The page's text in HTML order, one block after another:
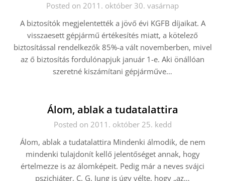
Posted on 2011. október 30. vasárnap
A biztosítók megjelentették a jövő évi KGFB díjaikat. A
visszaesett gépjármű értékesítés miatt, a kötelező
biztosítással rendelkezők 85%-a vált novemberben, mivel
az ő biztosítás fordulónapjuk január 1-e. Aki önállóan
szeretné kiszámítani gépjárműve…
Álom, ablak a tudatalattira
Posted on 2011. október 25. kedd
Álom, ablak a tudatalattira Mindenki álmodik, de nem
mindenki tulajdonít kellő jelentőséget annak, hogy
értelmezze is az álomképeit. Pedig már a neves svájci
pszichiáter, C. G. Jung is úgy vélte, hogy „az…